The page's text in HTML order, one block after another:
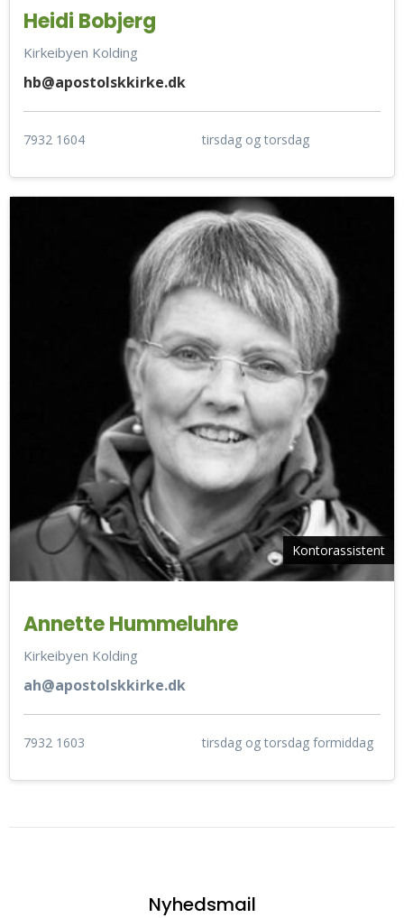
Heidi Bobjerg
Kirkeibyen Kolding
hb@apostolskkirke.dk
7932 1604 tirsdag og torsdag
Kontorassistent
Annette Hummeluhre
Kirkeibyen Kolding
ah@apostolskkirke.dk
7932 1603 tirsdag og torsdag formiddag
Nyhedsmail